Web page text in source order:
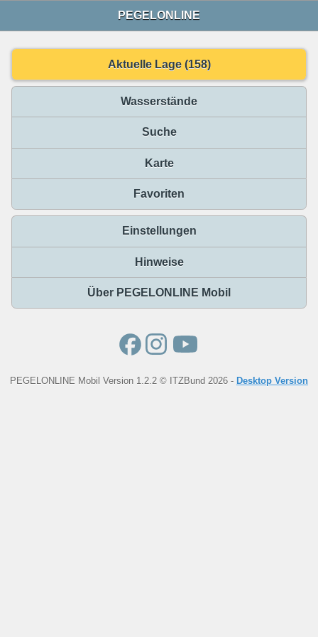
PEGELONLINE
Aktuelle Lage (158)
Wasserstände
Suche
Karte
Favoriten
Einstellungen
Hinweise
Über PEGELONLINE Mobil
PEGELONLINE Mobil Version 1.2.2 © ITZBund 2026 - Desktop Version